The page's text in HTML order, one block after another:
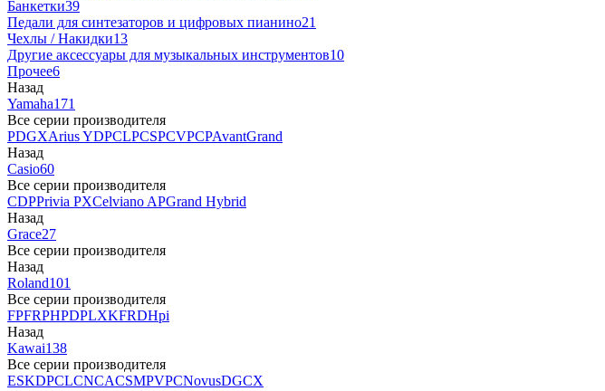
Банкетки39
Педали для синтезаторов и цифровых пианино21
Чехлы / Накидки13
Другие аксессуары для музыкальных инструментов10
Прочее6
Назад
Yamaha171
Все серии производителя
PDGXArius YDPCLPCSPCVPCPAvantGrand
Назад
Casio60
Все серии производителя
CDPPrivia PXCelviano APGrand Hybrid
Назад
Grace27
Все серии производителя
Назад
Roland101
Все серии производителя
FPFRPHPDPLXKFRDHpi
Назад
Kawai138
Все серии производителя
ESKDPCLCNCACSMPVPCNovusDGCX